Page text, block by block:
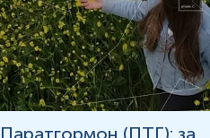
Паратгормон (ПТГ): за